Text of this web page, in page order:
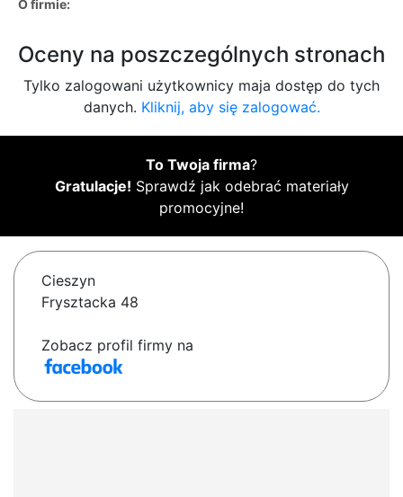
O firmie:
Oceny na poszczególnych stronach
Tylko zalogowani użytkownicy maja dostęp do tych
danych. Kliknij, aby się zalogować.
To Twoja firma?
Gratulacje! Sprawdź jak odebrać materiały
promocyjne!
Cieszyn
Frysztacka 48
Zobacz profil firmy na